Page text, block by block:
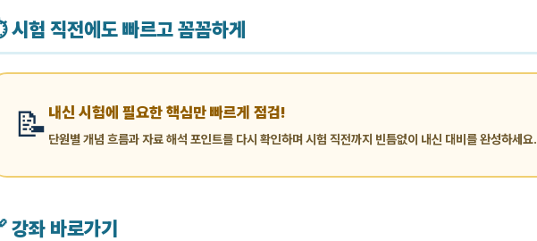
험 직전에도 빠르고 꼼꼼하게
📝 내신 시험에 필요한 핵심만 빠르게 점검!
단원별 개념 흐름과 자료 해석 포인트를 다시 확인하며 시험 직전까지 빈틈없이 내신 대비를 완성하세요.
강좌 바로가기